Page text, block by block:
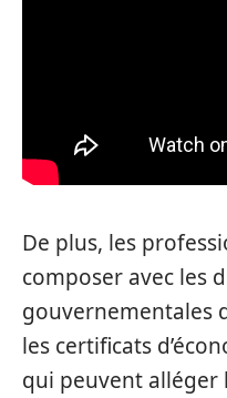
De plus, les
composer avec les
gouvernementales
les certificats
qui peuvent alléger